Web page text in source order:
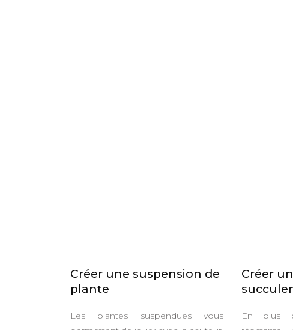
Créer une suspension de
plante
Les plantes suspendues vous
Créer
En plus